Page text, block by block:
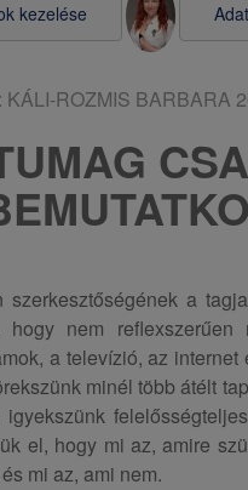
kezelése
KÁLI-ROZMIS BARBARA
szerkesztőségének a
hogy nem
a televízió, az
minél több átélt
el, hogy mi az, amire
mi az, ami nem.